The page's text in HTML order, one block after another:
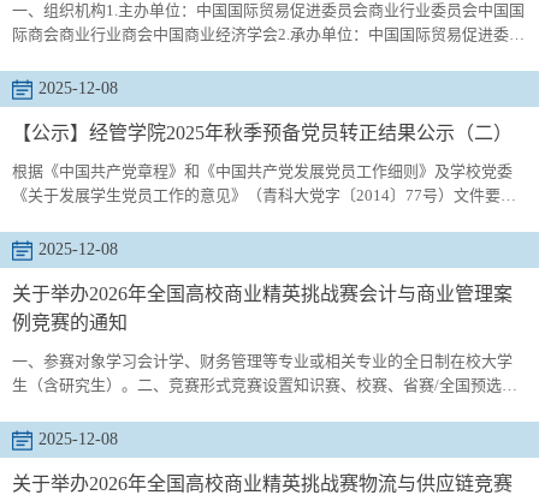
一、组织机构1.主办单位：中国国际贸易促进委员会商业行业委员会中国国
际商会商业行业商会中国商业经济学会2.承办单位：中国国际贸易促进委员
济》4.山东赛区承办单位：中国贸促会商业行业委员会教育培训部山东办事
处山东赛区支持单位：山东致承教育科技有限公司二、参赛对象学习旅游
管理、酒店管理、会展管理和文化产业管理及相关专业在校大学生。三、
2025-12-08
【公示】经管学院2025年秋季预备党员转正结果公示（二）
根据《中国共产党章程》和《中国共产党发展党员工作细则》及学校党委
《关于发展学生党员工作的意见》（青科大党字〔2014〕77号）文件要
论李自豪同志的转正问题，同意上述同志按期转为中共正式党员，现将其
情况予以公示。公示期为2025年12月8日至2025年12月12日。如有异议，
请于公示期内到经管学院党委反映。经管学院党委：联系电话：0532-
88958982办公地点：...
2025-12-08
关于举办2026年全国高校商业精英挑战赛会计与商业管理案
例竞赛的通知
一、参赛对象学习会计学、财务管理等专业或相关专业的全日制在校大学
生（含研究生）。二、竞赛形式竞赛设置知识赛、校赛、省赛/全国预选
赛执委会组织进行，其中：（一）知识赛：个人赛形式，采用网上答题的
方式，由各参赛院校组织进行，成绩合格（60分及以上）者获资格组队参
赛，主要考核管理会计与财务管理方面的专业知识。（二）校赛：团体赛
2025-12-08
关于举办2026年全国高校商业精英挑战赛物流与供应链竞赛